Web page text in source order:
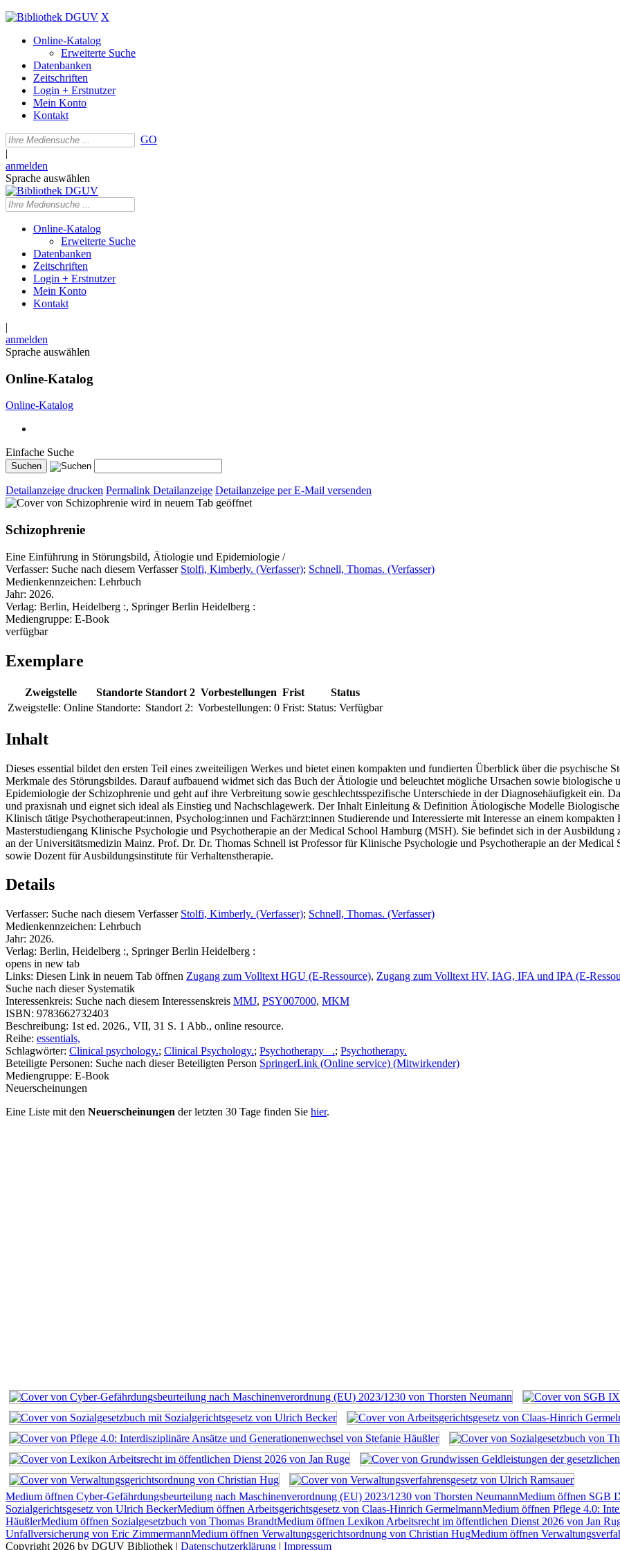
X
Online-Katalog
Erweiterte Suche
Datenbanken
Zeitschriften
Login + Erstnutzer
Mein Konto
Kontakt
GO
|
anmelden
Sprache auswählen
Online-Katalog
Erweiterte Suche
Datenbanken
Zeitschriften
Login + Erstnutzer
Mein Konto
Kontakt
|
anmelden
Sprache auswählen
Online-Katalog
Online-Katalog
Einfache Suche
Detailanzeige drucken Permalink Detailanzeige Detailanzeige per E-Mail versenden
wird in neuem Tab geöffnet
Schizophrenie
Eine Einführung in Störungsbild, Ätiologie und Epidemiologie /
Verfasser: Suche nach diesem Verfasser Stolfi, Kimberly. (Verfasser); Schnell, Thomas. (Verfasser)
Medienkennzeichen: Lehrbuch
Jahr: 2026.
Verlag: Berlin, Heidelberg :, Springer Berlin Heidelberg :
Mediengruppe: E-Book
verfügbar
Exemplare
Zweigstelle Standorte Standort 2 Vorbestellungen Frist
Status
Zweigstelle: Online Standorte: Standort 2: Vorbestellungen: 0 Frist: Status: Verfügbar
Inhalt
Dieses essential bildet den ersten Teil eines zweiteiligen Werkes und bietet einen kompakten und fundierten Überblick über die psychische
Merkmale des Störungsbildes. Darauf aufbauend widmet sich das Buch der Ätiologie und beleuchtet mögliche Ursachen sowie
Epidemiologie der Schizophrenie und geht auf ihre Verbreitung sowie geschlechtsspezifische Unterschiede in der Diagnosehäufigkeit ein.
und praxisnah und eignet sich ideal als Einstieg und Nachschlagewerk. Der Inhalt Einleitung & Definition Ätiologische Modelle
Klinisch tätige Psychotherapeut:innen, Psycholog:innen und Fachärzt:innen Studierende und Interessierte mit Interesse an einem
Masterstudiengang Klinische Psychologie und Psychotherapie an der Medical School Hamburg (MSH). Sie befindet sich in der
an der Universitätsmedizin Mainz. Prof. Dr. Dr. Thomas Schnell ist Professor für Klinische Psychologie und Psychotherapie an der
sowie Dozent für Ausbildungsinstitute für Verhaltenstherapie.
Details
Verfasser: Suche nach diesem Verfasser Stolfi, Kimberly. (Verfasser); Schnell, Thomas. (Verfasser)
Medienkennzeichen: Lehrbuch
Jahr: 2026.
Verlag: Berlin, Heidelberg :, Springer Berlin Heidelberg :
opens in new tab
Links: Diesen Link in neuem Tab öffnen Zugang zum Volltext HGU (E-Ressource), Zugang zum Volltext HV, IAG, IFA und IPA (E-
Suche nach dieser Systematik
Interessenkreis: Suche nach diesem Interessenskreis MMJ, PSY007000, MKM
ISBN: 9783662732403
Beschreibung: 1st ed. 2026., VII, 31 S. 1 Abb., online resource.
Reihe: essentials,
Schlagwörter: Clinical psychology.; Clinical Psychology.; Psychotherapy .; Psychotherapy.
Beteiligte Personen: Suche nach dieser Beteiligten Person SpringerLink (Online service) (Mitwirkender)
Mediengruppe: E-Book
Neuerscheinungen
Eine Liste mit den Neuerscheinungen der letzten 30 Tage finden Sie hier.
Medium öffnen Cyber-Gefährdungsbeurteilung nach Maschinenverordnung (EU) 2023/1230 von Thorsten NeumannMedium öffnen SGB
Sozialgerichtsgesetz von Ulrich BeckerMedium öffnen Arbeitsgerichtsgesetz von Claas-Hinrich GermelmannMedium öffnen Pflege 4.0:
HäußlerMedium öffnen Sozialgesetzbuch von Thomas BrandtMedium öffnen Lexikon Arbeitsrecht im öffentlichen Dienst 2026 von Jan
Unfallversicherung von Eric ZimmermannMedium öffnen Verwaltungsgerichtsordnung von Christian HugMedium öffnen
Copyright 2026 by DGUV Bibliothek | Datenschutzerklärung | Impressum